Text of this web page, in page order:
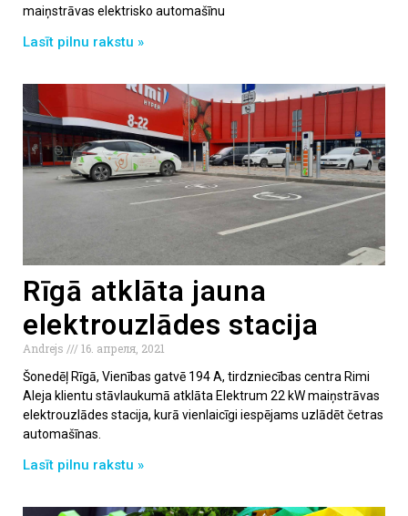
maiņstrāvas elektrisko automašīnu
Lasīt pilnu rakstu »
Rīgā atklāta jauna
elektrouzlādes stacija
Andrejs
16. апреля, 2021
Šonedēļ Rīgā, Vienības gatvē 194 A, tirdzniecības centra Rimi
Aleja klientu stāvlaukumā atklāta Elektrum 22 kW maiņstrāvas
elektrouzlādes stacija, kurā vienlaicīgi iespējams uzlādēt četras
automašīnas.
Lasīt pilnu rakstu »